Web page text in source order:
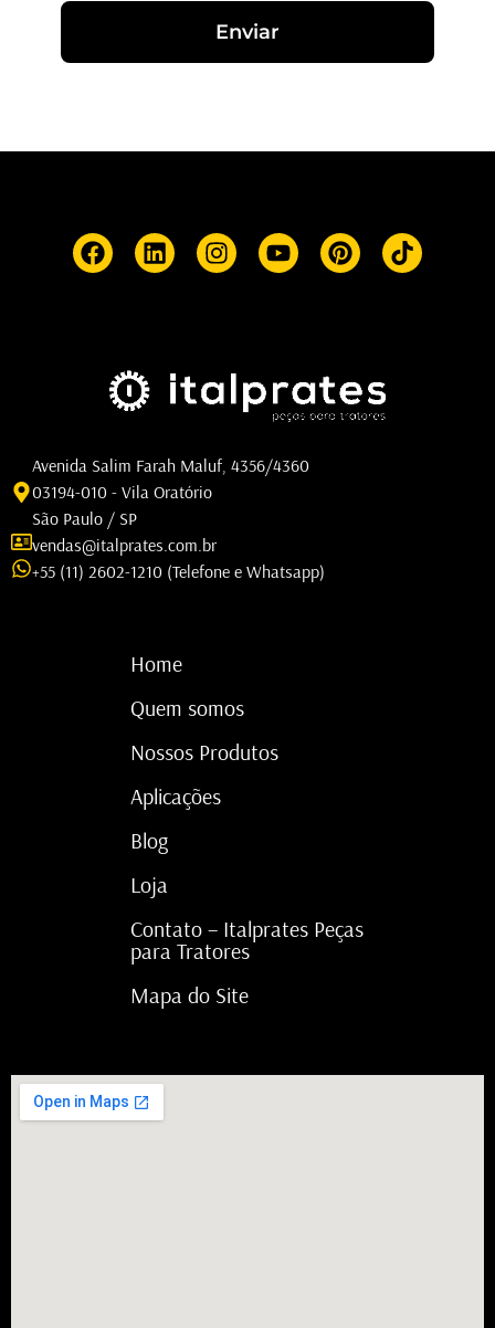
Enviar
Avenida Salim Farah Maluf, 4356/4360
03194-010 - Vila Oratório
São Paulo / SP
vendas@italprates.com.br
+55 (11) 2602-1210 (Telefone e Whatsapp)
Home
Quem somos
Nossos Produtos
Aplicações
Blog
Loja
Contato – Italprates Peças
para Tratores
Mapa do Site